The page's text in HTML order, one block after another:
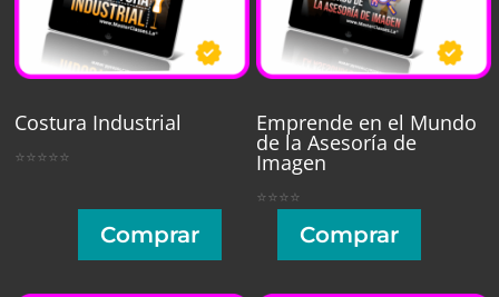
Costura Industrial
⭐⭐⭐⭐⭐
Comprar
Emprende en el Mundo
de la Asesoría de
Imagen
⭐⭐⭐⭐
Comprar